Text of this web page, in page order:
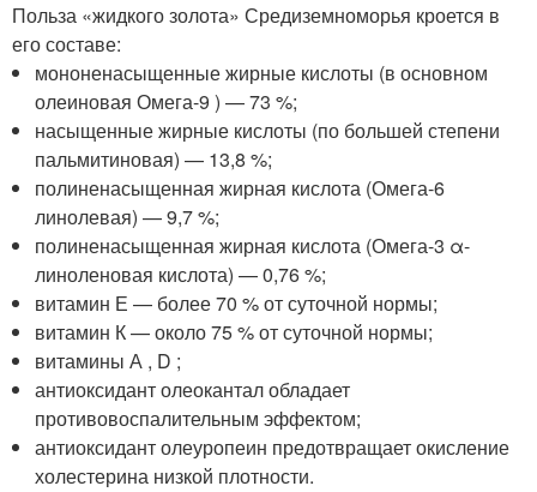
Польза «жидкого золота» Средиземноморья кроется в
его составе:
мононенасыщенные жирные кислоты (в основном
олеиновая Омега-9 ) — 73 %;
насыщенные жирные кислоты (по большей степени
пальмитиновая) — 13,8 %;
полиненасыщенная жирная кислота (Омега-6
линолевая) — 9,7 %;
полиненасыщенная жирная кислота (Омега-3 α-
линоленовая кислота) — 0,76 %;
витамин Е — более 70 % от суточной нормы;
витамин К — около 75 % от суточной нормы;
витамины А , D ;
антиоксидант олеокантал обладает
противовоспалительным эффектом;
антиоксидант олеуропеин предотвращает окисление
холестерина низкой плотности.